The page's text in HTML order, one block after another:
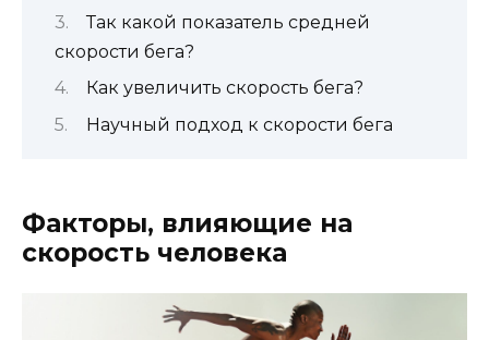
Так какой показатель средней
скорости бега?
Как увеличить скорость бега?
Научный подход к скорости бега
Факторы, влияющие на
скорость человека